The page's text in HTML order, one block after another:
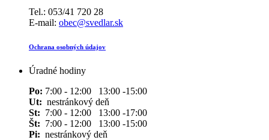
Tel.: 053/41 720 28
E-mail: obec@svedlar.sk
Ochrana osobných údajov
Úradné hodiny
Po: 7:00 - 12:00 13:00 -15:00
Ut: nestránkový deň
St: 7:00 - 12:00 13:00 -17:00
Št: 7:00 - 12:00 13:00 -15:00
Pi: nestránkový deň